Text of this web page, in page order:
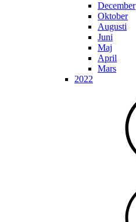
December
Oktober
Augusti
Juni
Maj
April
Mars
2022